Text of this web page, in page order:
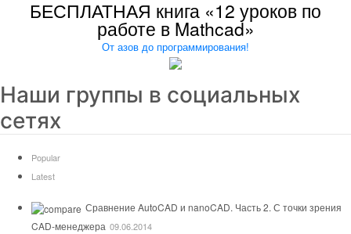
БЕСПЛАТНАЯ книга «12 уроков по
работе в Mathcad»
От азов до программирования!
Наши группы в социальных
сетях
Popular
Latest
Сравнение AutoCAD и nanoCAD. Часть 2. С точки зрения
CAD-менеджера 09.06.2014